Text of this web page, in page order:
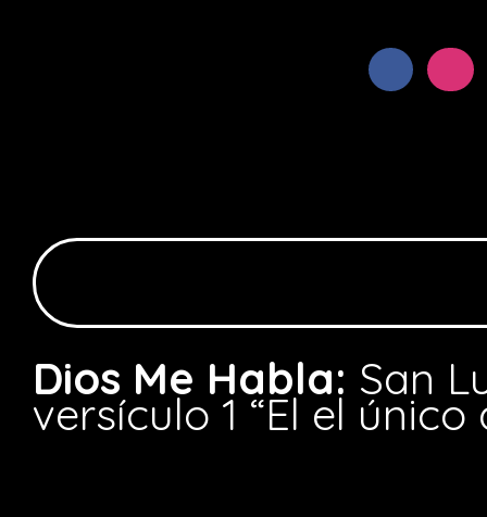
Dios Me Habla: San
versículo 1 “El el único